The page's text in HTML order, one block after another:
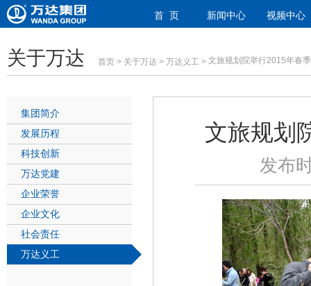
首 页 新闻中心 视频中心
关于万达 首页 > 关于万达 > 万达义工 > 文旅规划院举行2015年春
集团简介
发展历程
科技创新
万达党建
企业荣誉
企业文化
社会责任
万达义工
文旅规划
发布